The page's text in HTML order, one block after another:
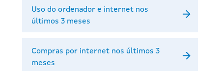
Uso do ordenador e internet nos
últimos 3 meses
Compras por internet nos últimos 3
meses